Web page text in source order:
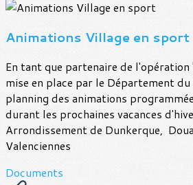
Animations Village en sport
En tant que partenaire de
mise en place par le Département
planning des animations
durant les prochaines vacances
Arrondissement de Dunkerque,
Valenciennes
Documents